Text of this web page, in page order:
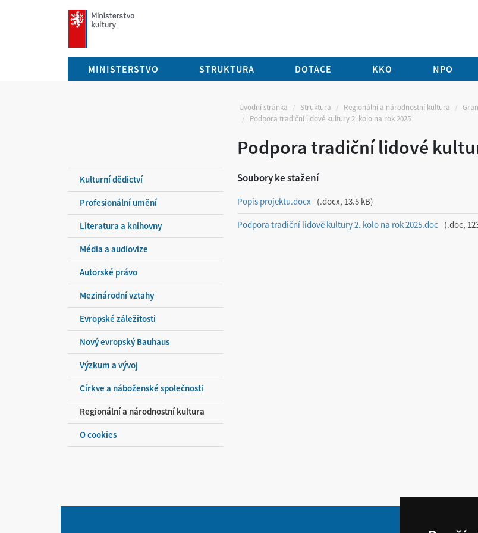
mkcr.cz
MINISTERSTVO STRUKTURA DOTACE KKO NPO
Úvodní stránka Struktura Regionální a národnostní kultura
Podpora tradiční lidové kultury 2. kolo na rok 2025
Podpora tradiční lidové
Kulturní dědictví
Profesionální umění
Literatura a knihovny
Média a audiovize
Autorské právo
Mezinárodní vztahy
Evropské záležitosti
Nový evropský Bauhaus
Výzkum a vývoj
Církve a náboženské společnosti
Regionální a národnostní kultura
O cookies
Soubory ke stažení
Popis projektu.docx .docx, 13.5 kB
Podpora tradiční lidové kultury 2. kolo na rok 2025.doc .doc,